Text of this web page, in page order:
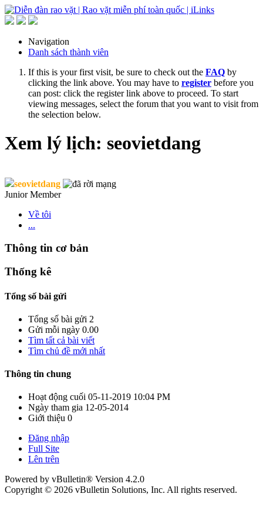
Navigation
Danh sách thành viên
If this is your first visit, be sure to check out the FAQ by
clicking the link above. You may have to register before you
can post: click the register link above to proceed. To start
viewing messages, select the forum that you want to visit from
the selection below.
Xem lý lịch: seovietdang
seovietdang
Junior Member
Về tôi
...
Thông tin cơ bản
Thống kê
Tổng số bài gửi
Tổng số bài gửi 2
Gửi mỗi ngày 0.00
Tìm tất cả bài viết
Tìm chủ đề mới nhất
Thông tin chung
Hoạt động cuối 05-11-2019 10:04 PM
Ngày tham gia 12-05-2014
Giới thiệu 0
Đăng nhập
Full Site
Lên trên
Powered by vBulletin® Version 4.2.0
Copyright © 2026 vBulletin Solutions, Inc. All rights reserved.